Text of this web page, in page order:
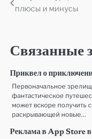
плюсы и минусы
Связанные
Приквел о
Первоначальное
фантастическое
может вскоре получить
раскрывающей новые…
Реклама в App Store